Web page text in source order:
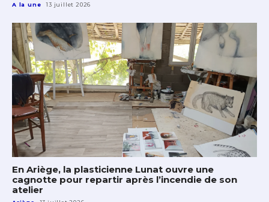
A la une 13 juillet 2026
En Ariège, la plasticienne Lunat ouvre une
cagnotte pour repartir après l’incendie de son
atelier